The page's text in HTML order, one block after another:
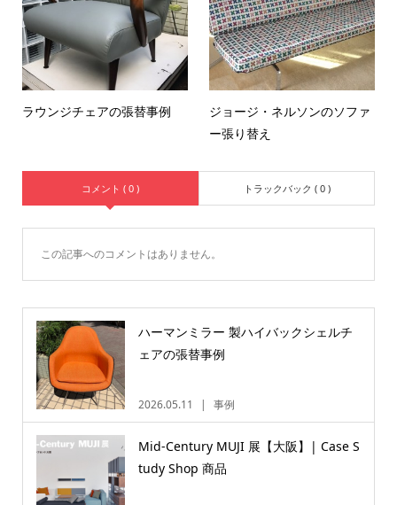
ラウンジチェアの張替事例
ジョージ・ネルソンのソファ
ー張り替え
コメント ( 0 ) トラックバック ( 0 )
この記事へのコメントはありません。
ハーマンミラー 製ハイバックシェルチ
ェアの張替事例
2026.05.11 事例
Mid-Century MUJI 展【大阪】| Case S
tudy Shop 商品